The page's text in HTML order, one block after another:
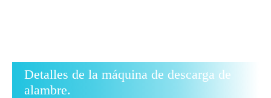
Detalles de la máquina de descarga de
alambre.